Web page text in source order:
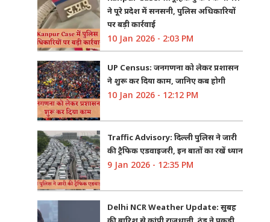
ने पूरे प्रदेश में सनसनी, पुलिस अधिकारियों
पर बड़ी कार्रवाई
10 Jan 2026 - 2:03 PM
UP Census: जनगणना को लेकर प्रशासन
ने शुरू कर दिया काम, जानिए कब होगी
10 Jan 2026 - 12:12 PM
Traffic Advisory: दिल्ली पुलिस ने जारी
की ट्रैफिक एडवाइजरी, इन बातों का रखें ध्यान
9 Jan 2026 - 12:35 PM
Delhi NCR Weather Update: सुबह